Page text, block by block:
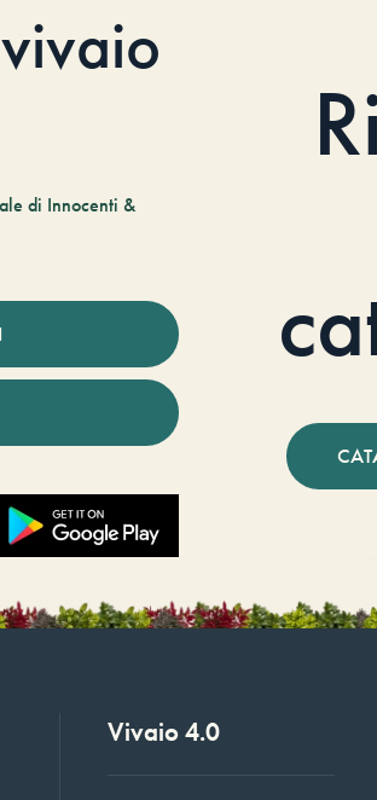
di Innocenti &
Vivaio 4.0